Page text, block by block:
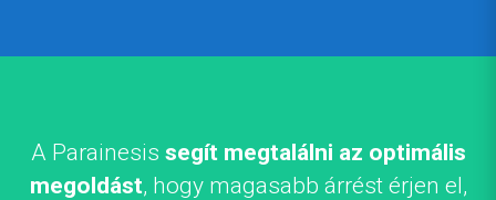
A Parainesis segít megtalálni az optimális
megoldást, hogy magasabb árrést érjen el,